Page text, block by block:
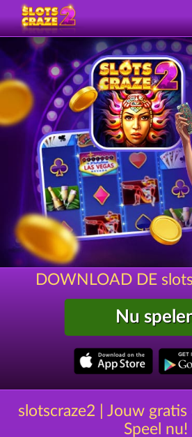
DOWNLOAD DE
Nu
slotscraze2 | Jouw gratis
Speel nu!